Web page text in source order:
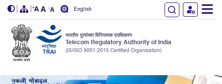
English
भारतीय दूरसंचार विनियामक प्राधिकरण
Telecom Regulatory Authority of India
(IS/ISO 9001:2015 Certified Organisation)